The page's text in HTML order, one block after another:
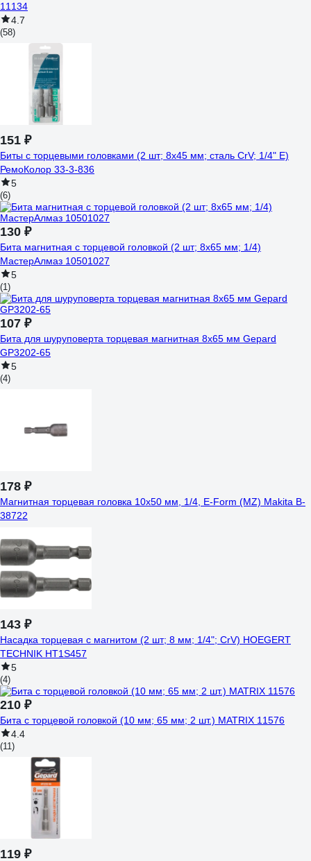
11134
4.7
(58)
151 ₽
Биты с торцевыми головками (2 шт; 8х45 мм; сталь CrV; 1/4" Е)
РемоКолор 33-3-836
5
(6)
130 ₽
Бита магнитная с торцевой головкой (2 шт; 8x65 мм; 1/4)
МастерАлмаз 10501027
5
(1)
107 ₽
Бита для шуруповерта торцевая магнитная 8х65 мм Gepard
GP3202-65
5
(4)
178 ₽
Магнитная торцевая головка 10х50 мм, 1/4, E-Form (MZ) Makita B-
38722
143 ₽
Насадка торцевая с магнитом (2 шт; 8 мм; 1/4"; CrV) HOEGERT
TECHNIK HT1S457
5
(4)
210 ₽
Бита с торцевой головкой (10 мм; 65 мм; 2 шт.) MATRIX 11576
4.4
(11)
119 ₽